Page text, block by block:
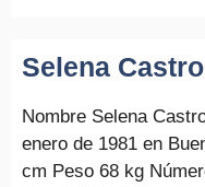
Selena Castro
Nombre Selena
enero de 1981 en
cm Peso 68 kg